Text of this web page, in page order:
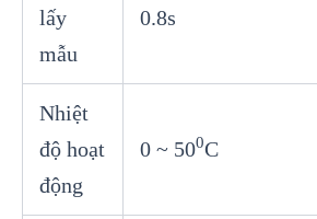
lấy
mẫu
0.8s
Nhiệt
độ hoạt
động
0 ~ 500C